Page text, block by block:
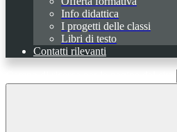
Info didattica
I progetti delle classi
Libri di testo
Contatti rilevanti